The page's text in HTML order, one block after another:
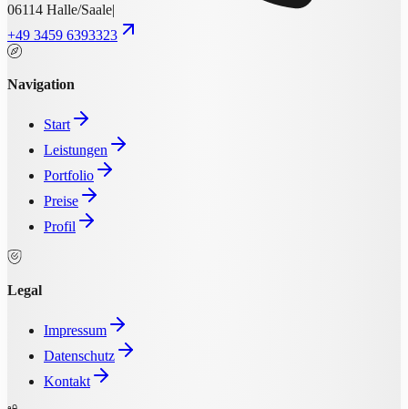
06114 Halle/Saale|
+49 3459 6393323
Navigation
Start
Leistungen
Portfolio
Preise
Profil
Legal
Impressum
Datenschutz
Kontakt